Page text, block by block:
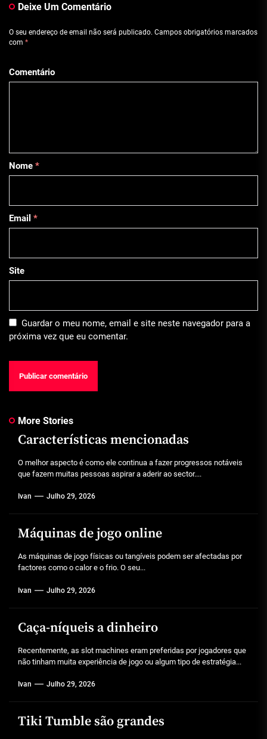
Deixe Um Comentário
O seu endereço de email não será publicado. Campos obrigatórios marcados
com *
Comentário
Nome *
Email *
Site
Guardar o meu nome, email e site neste navegador para a
próxima vez que eu comentar.
More Stories
Características mencionadas
O melhor aspecto é como ele continua a fazer progressos notáveis
que fazem muitas pessoas aspirar a aderir ao sector....
Ivan Julho 29, 2026
Máquinas de jogo online
As máquinas de jogo físicas ou tangíveis podem ser afectadas por
factores como o calor e o frio. O seu...
Ivan Julho 29, 2026
Caça-níqueis a dinheiro
Recentemente, as slot machines eram preferidas por jogadores que
não tinham muita experiência de jogo ou algum tipo de estratégia...
Ivan Julho 29, 2026
Tiki Tumble são grandes